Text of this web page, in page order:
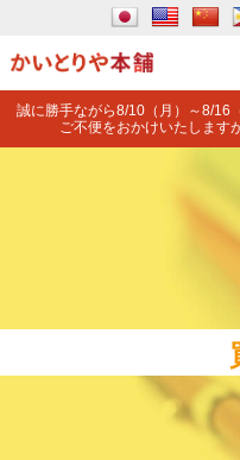
誠に勝手ながら8/10（月）～8/16
ご不便をおかけいたします